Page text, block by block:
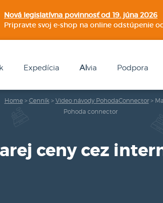
Nová legislatívna povinnosť od 19. júna 2026
Pripravte svoj e-shop na online odstúpenie
Expedícia AIvia Podpora
Home > Cenník > Video návody PohodaConnector >
Pohoda connector
ceny cez